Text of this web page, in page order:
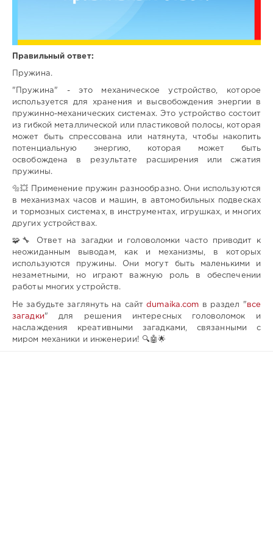
Правильный ответ:
Пружина.
"Пружина" - это механическое устройство, которое
используется для хранения и высвобождения энергии в
пружинно-механических системах. Это устройство состоит
из гибкой металлической или пластиковой полосы, которая
может быть спрессована или натянута, чтобы накопить
потенциальную энергию, которая может быть
освобождена в результате расширения или сжатия
пружины.
🔩💥 Применение пружин разнообразно. Они используются
в механизмах часов и машин, в автомобильных подвесках
и тормозных системах, в инструментах, игрушках, и многих
других устройствах.
🧩🔧 Ответ на загадки и головоломки часто приводит к
неожиданным выводам, как и механизмы, в которых
используются пружины. Они могут быть маленькими и
незаметными, но играют важную роль в обеспечении
работы многих устройств.
Не забудьте заглянуть на сайтdumaika.com в раздел "все
загадки" для решения интересных головоломок и
наслаждения креативными загадками, связанными с
миром механики и инженерии! 🔍🤖🌟